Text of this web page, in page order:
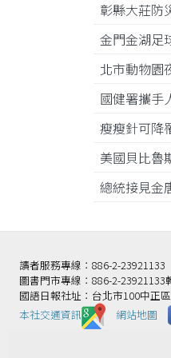
彰縣大莊
金門金湖
北市動物園
國健署攜
瘦瘦針可
美國貝比
總統接見
讀者服務專線：886-2-23921133
圖書門市專線：886-2-23921133
國語日報社址：台北市100中正
本社交通資訊️
網站地圖